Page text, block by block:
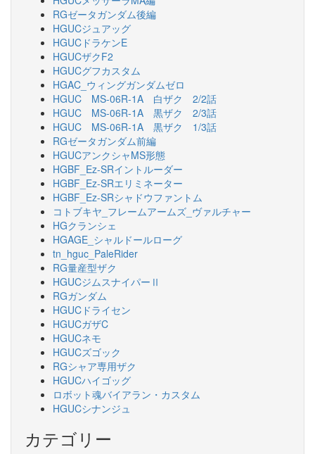
RGゼータガンダム後編
HGUCジュアッグ
HGUCドラケンE
HGUCザクF2
HGUCグフカスタム
HGAC_ウィングガンダムゼロ
HGUC MS-06R-1A 白ザク 2/2話
HGUC MS-06R-1A 黒ザク 2/3話
HGUC MS-06R-1A 黒ザク 1/3話
RGゼータガンダム前編
HGUCアンクシャMS形態
HGBF_Ez-SRイントルーダー
HGBF_Ez-SRエリミネーター
HGBF_Ez-SRシャドウファントム
コトブキヤ_フレームアームズ_ヴァルチャー
HGクランシェ
HGAGE_シャルドールローグ
tn_hguc_PaleRider
RG量産型ザク
HGUCジムスナイパーⅡ
RGガンダム
HGUCドライセン
HGUCガザC
HGUCネモ
HGUCズゴック
RGシャア専用ザク
HGUCハイゴッグ
ロボット魂バイアラン・カスタム
HGUCシナンジュ
カテゴリー